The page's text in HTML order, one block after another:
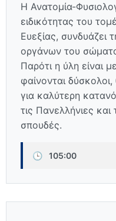
Η Ανατομία-
ειδικότητας του
Ευεξίας, συνδυάζει
οργάνων του
Παρότι η ύλη είναι
φαίνονται
για καλύτερη
τις Πανελλήνιες και
σπουδές.
🕒 105:00